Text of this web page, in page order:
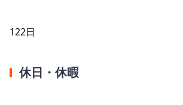
122日
休日・休暇